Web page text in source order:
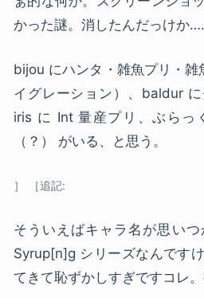
かった謎。消したんだっけか
bijou にハンタ・雑魚プリ・
イグレーション）、baldur に
iris に Int 量産プリ、ぶらっ
（？） がいる、と思う。
そういえばキャラ名が思い
Syrup[n]g シリーズなんです
てきて恥ずかしすぎですコレ。